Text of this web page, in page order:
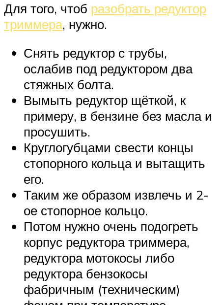
Для того, чтоб разобрать редуктор
триммера, нужно.
Снять редуктор с трубы,
ослабив под редуктором два
стяжных болта.
Вымыть редуктор щёткой, к
примеру, в бензине без масла и
просушить.
Круглогубцами свести концы
стопорного кольца и вытащить
его.
Таким же образом извлечь и 2-
ое стопорное кольцо.
Потом нужно очень подогреть
корпус редуктора триммера,
редуктора мотокосы либо
редуктора бензокосы
фабричным (техническим)